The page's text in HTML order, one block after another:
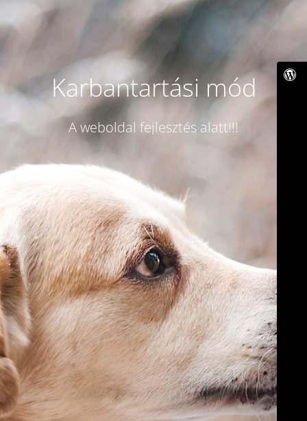
Karbantartási mód
A weboldal fejlesztés alatt!!!